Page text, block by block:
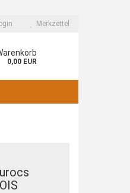
Merkzettel
0,00 EUR